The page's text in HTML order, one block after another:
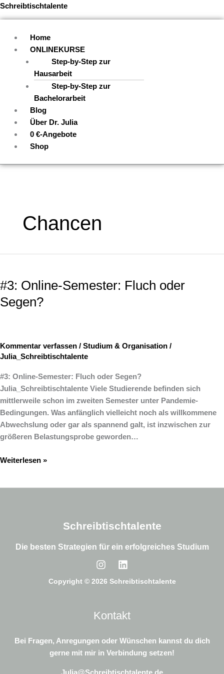
Zum
Inhalt
Schreibtischtalente
Menü
Home
ONLINEKURSE
Step-by-Step zur
Hausarbeit
Step-by-Step zur
Bachelorarbeit
Blog
Über Dr. Julia
0 €-Angebote
Shop
Chancen
#3: Online-Semester: Fluch oder
Segen?
Kommentar verfassen / Studium & Organisation /
Julia_Schreibtischtalente
#3: Online-Semester: Fluch oder Segen?
Julia_Schreibtischtalente ­Viele Studierende befinden sich
mittlerweile schon im zweiten Semester unter Pandemie-
Bedingungen. Was anfänglich vielleicht noch als willkommene
Abwechslung oder gar als spannend galt, ist inzwischen zur
größeren Belastungsprobe geworden…
Semester:
Fluch
oder
Weiterlesen »
Schreibtischtalente
Die besten Strategien für ein erfolgreiches Studium
Copyright © 2026 Schreibtischtalente
Kontakt
Bei Fragen, Anregungen oder Wünschen kannst du dich
gerne mit mir in Verbindung setzen!
Julia@Schreibtischtalente.de